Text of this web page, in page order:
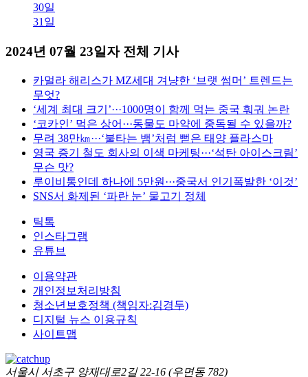
30일
31일
2024년 07월 23일자 전체 기사
카멀라 해리스가 MZ세대 겨냥한 ‘브랫 썸머’ 트렌드는
무엇?
‘세계 최대 크기’···1000명이 함께 먹는 중국 훠궈 논란
‘코카인’ 먹은 상어···동물도 마약에 중독될 수 있을까?
무려 38만㎞···‘불타는 뱀’처럼 뻗은 태양 플라스마
영국 증기 철도 회사의 이색 마케팅···‘석탄 아이스크림’
무슨 맛?
루이비통인데 하나에 5만원···중국서 인기폭발한 ‘이것’
SNS서 화제된 ‘파란 눈’ 물고기 정체
틱톡
인스타그램
유튜브
이용약관
개인정보처리방침
청소년보호정책 (책임자:김경두)
디지털 뉴스 이용규칙
사이트맵
서울시 서초구 양재대로2길 22-16 (우면동 782)